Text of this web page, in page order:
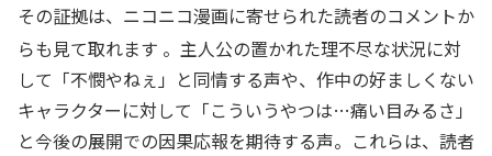
その証拠は、ニコニコ漫画に寄せられた読者のコメントか
らも見て取れます 。主人公の置かれた理不尽な状況に対
して「不憫やねぇ」と同情する声や、作中の好ましくない
キャラクターに対して「こういうやつは…痛い目みるさ」
と今後の展開での因果応報を期待する声。これらは、読者